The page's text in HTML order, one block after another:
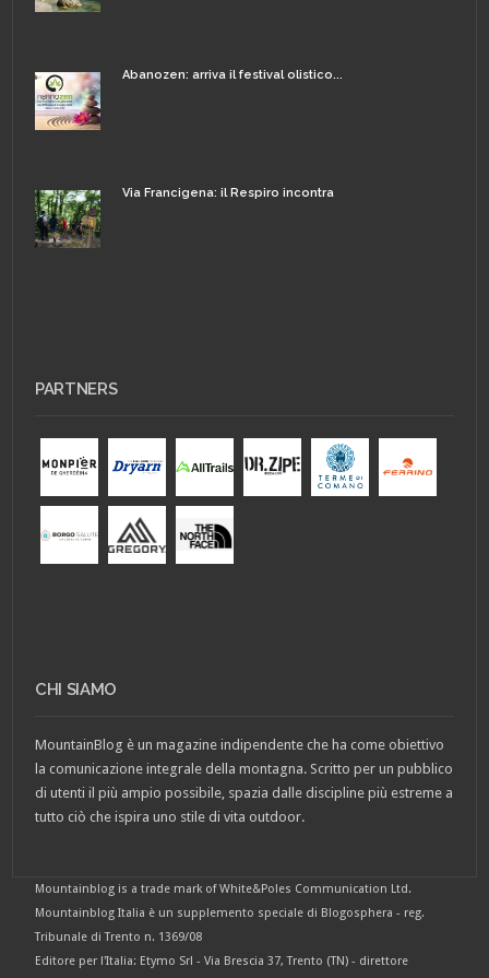
Abanozen: arriva il festival olistico...
Via Francigena: il Respiro incontra
PARTNERS
CHI SIAMO
MountainBlog è un magazine indipendente che ha come obiettivo
la comunicazione integrale della montagna. Scritto per un pubblico
di utenti il più ampio possibile, spazia dalle discipline più estreme a
tutto ciò che ispira uno stile di vita outdoor.
Mountainblog is a trade mark of White&Poles Communication Ltd.
Mountainblog Italia è un supplemento speciale di Blogosphera - reg.
Tribunale di Trento n. 1369/08
Editore per l'Italia: Etymo Srl - Via Brescia 37, Trento (TN) - direttore